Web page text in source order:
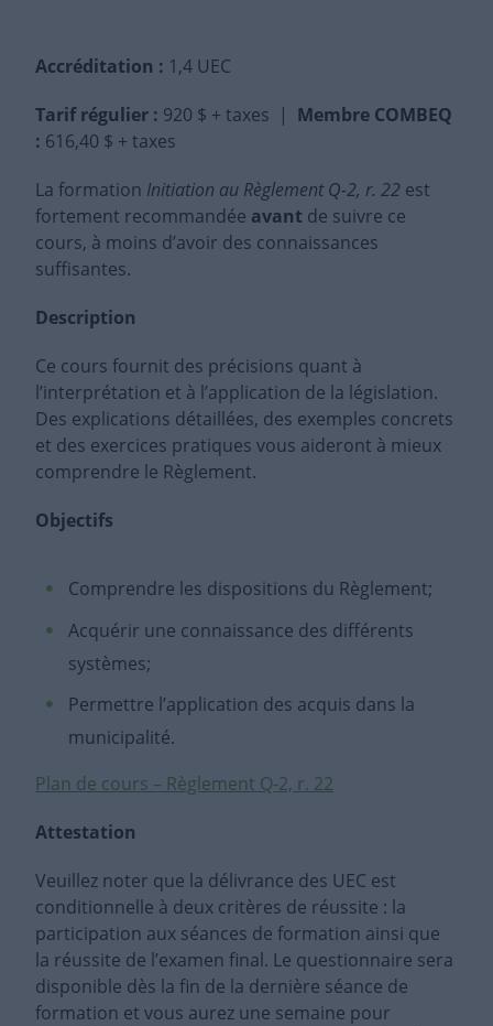
Accréditation : 1,4 UEC
Tarif régulier : 920 $ + taxes | Membre COMBEQ
: 616,40 $ + taxes
La formation Initiation au Règlement Q-2, r. 22 est
fortement recommandée avant de suivre ce
cours, à moins d’avoir des connaissances
suffisantes.
Description
Ce cours fournit des précisions quant à
l’interprétation et à l’application de la législation.
Des explications détaillées, des exemples concrets
et des exercices pratiques vous aideront à mieux
comprendre le Règlement.
Objectifs
Comprendre les dispositions du Règlement;
Acquérir une connaissance des différents
systèmes;
Permettre l’application des acquis dans la
municipalité.
Plan de cours – Règlement Q-2, r. 22
Attestation
Veuillez noter que la délivrance des UEC est
conditionnelle à deux critères de réussite : la
participation aux séances de formation ainsi que
la réussite de l’examen final. Le questionnaire sera
disponible dès la fin de la dernière séance de
formation et vous aurez une semaine pour